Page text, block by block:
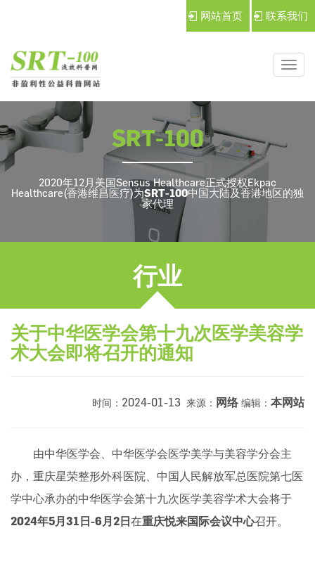
网站首页 联系我们
导
SRT-100
2020年12月美国Sensus Healthcare正式授权Ekpac
Healthcare(香港维昌医疗)为SRT-100中国大陆及香港地区的独
家代理
行业
关于中华医学会第十九次医学美容学
术大会即将召开的通知
时间： 2024-01-13 来源： 网络 编辑： 本网站
由中华医学会、中华医学会医学美学与美容学分会主
办，重庆星荣整形外科医院、中国人民解放军总医院第七医
学中心承办的中华医学会第十九次医学美容学术大会将于
2024年5月31日-6月2日在重庆悦来国际会议中心召开。